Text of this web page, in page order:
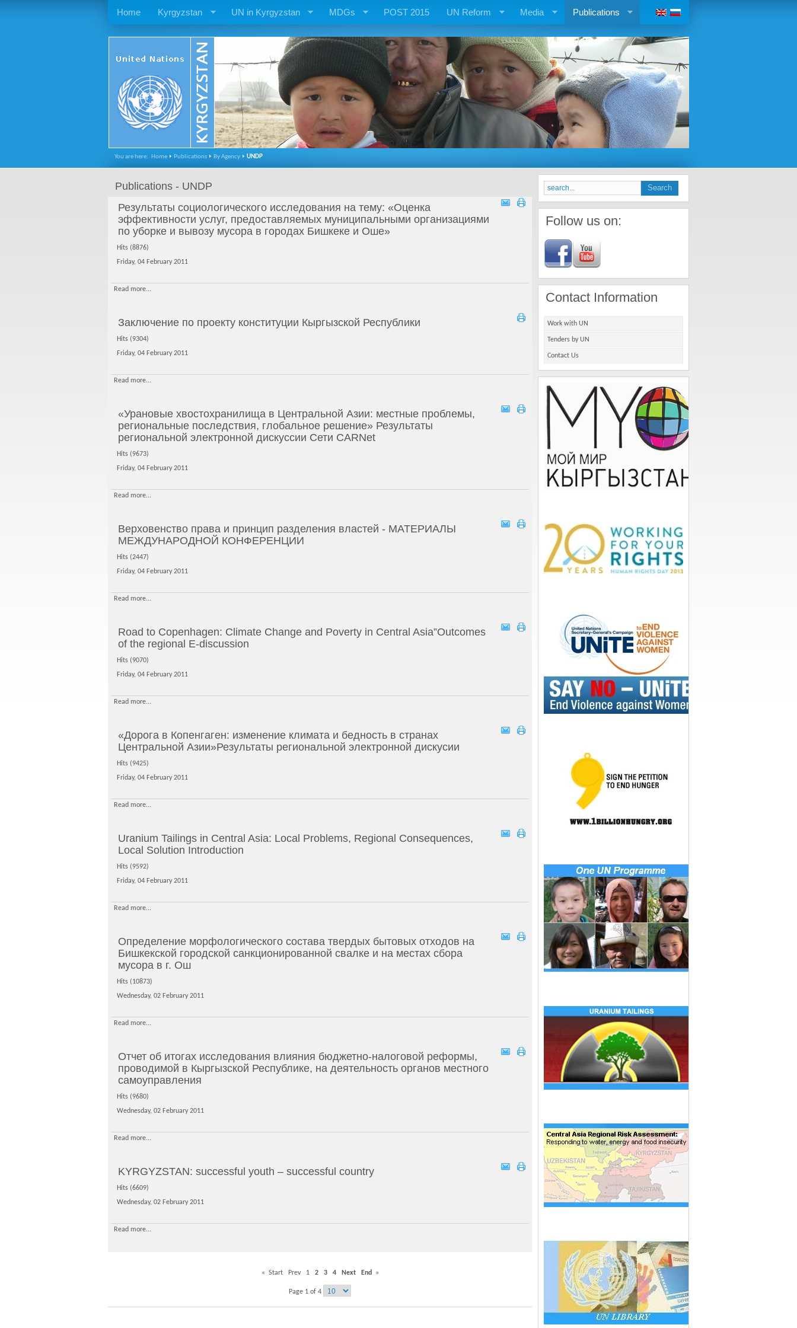
Home Kyrgyzstan UN in Kyrgyzstan MDGs POST 2015 UN Reform Media Publications
You are here: Home Publications By Agency UNDP
Publications - UNDP
Результаты социологического исследования на тему: «Оценка
эффективности услуг, предоставляемых муниципальными организациями
по уборке и вывозу мусора в городах Бишкеке и Оше»
Hits (8876)
Friday, 04 February 2011
Read more...
Заключение по проекту конституции Кыргызской Республики
Hits (9304)
Friday, 04 February 2011
Read more...
«Урановые хвостохранилища в Центральной Азии: местные проблемы,
региональные последствия, глобальное решение» Результаты
региональной электронной дискуссии Сети CARNet
Hits (9673)
Friday, 04 February 2011
Read more...
Верховенство права и принцип разделения властей - МАТЕРИАЛЫ
МЕЖДУНАРОДНОЙ КОНФЕРЕНЦИИ
Hits (2447)
Friday, 04 February 2011
Read more...
Road to Copenhagen: Climate Change and Poverty in Central Asia”Outcomes
of the regional E-discussion
Hits (9070)
Friday, 04 February 2011
Read more...
«Дорога в Копенгаген: изменение климата и бедность в странах
Центральной Азии»Результаты региональной электронной дискусии
Hits (9425)
Friday, 04 February 2011
Read more...
Uranium Tailings in Central Asia: Local Problems, Regional Consequences,
Local Solution Introduction
Hits (9592)
Friday, 04 February 2011
Read more...
Определение морфологического состава твердых бытовых отходов на
Бишкекской городской санкционированной свалке и на местах сбора
мусора в г. Ош
Hits (10873)
Wednesday, 02 February 2011
Read more...
Отчет об итогах исследования влияния бюджетно-налоговой реформы,
проводимой в Кыргызской Республике, на деятельность органов местного
самоуправления
Hits (9680)
Wednesday, 02 February 2011
Read more...
KYRGYZSTAN: successful youth – successful country
Hits (6609)
Wednesday, 02 February 2011
Read more...
« Start Prev 1 2 3 4 Next End »
Page 1 of 4
Follow us on:
Contact Information
Work with UN
Tenders by UN
Contact Us